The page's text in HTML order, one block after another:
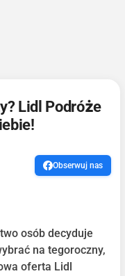
Lidl Podróże
Obserwuj nas
osób decyduje
na tegoroczny,
oferta Lidl